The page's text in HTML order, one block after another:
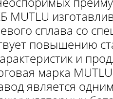
MUTLU
сплава со
повышению
и
марка
является